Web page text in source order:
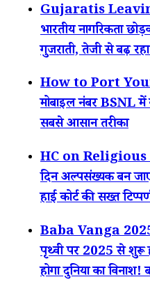
Gujaratis
भारतीय नागरिकता
गुजराती, तेजी से बढ़
How to Port
मोबाइल नंबर BSNL में
सबसे आसान तरीका
HC on Religious
दिन अल्पसंख्यक बन
हाई कोर्ट की सख्त
Baba Vanga
पृथ्वी पर 2025 से शुरू
होगा दुनिया का विनाश!